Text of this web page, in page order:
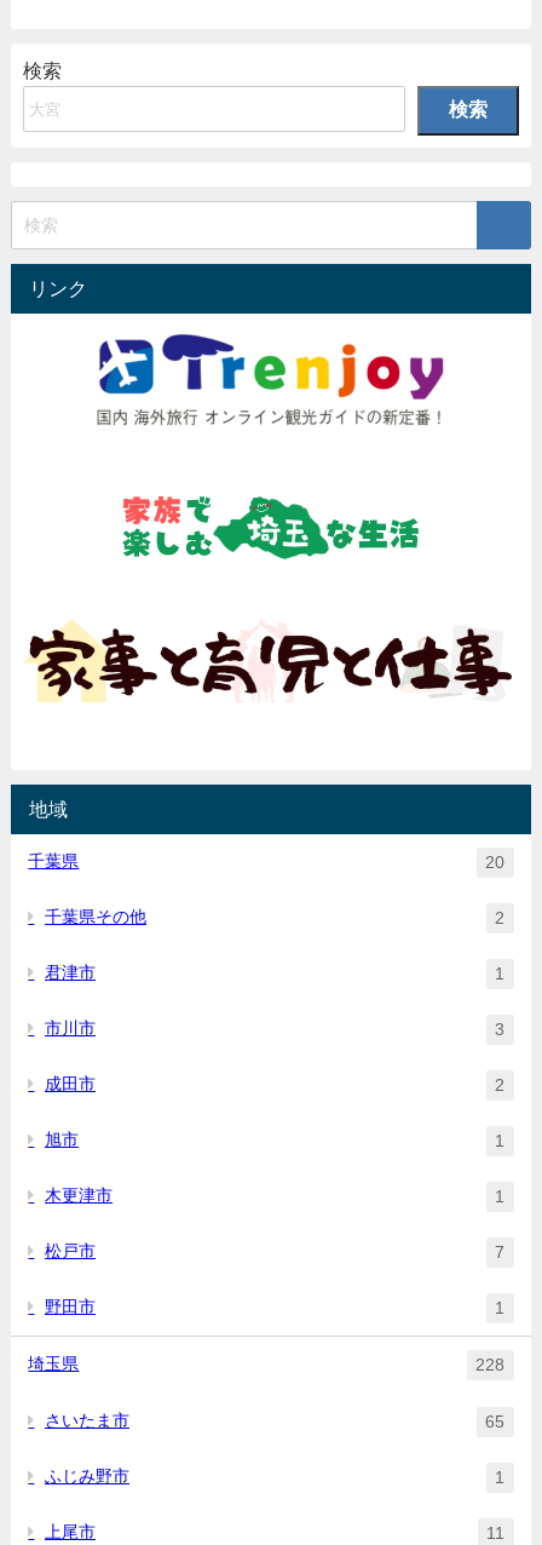
検索
検索
リンク
地域
千葉県 20
千葉県その他 2
君津市 1
市川市 3
成田市 2
旭市 1
木更津市 1
松戸市 7
野田市 1
埼玉県 228
さいたま市 65
ふじみ野市 1
上尾市 11